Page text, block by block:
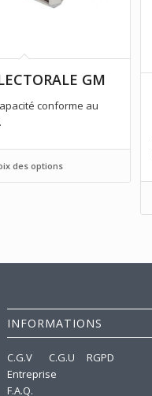
GM
conforme au
des options
INFORMATIONS
C.G.V C.G.U
RGPD
Entreprise
F.A.Q.